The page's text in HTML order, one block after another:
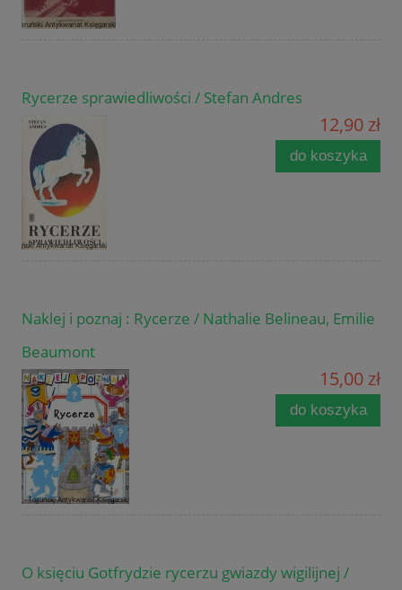
Rycerze sprawiedliwości / Stefan Andres
12,90 zł
do koszyka
Naklej i poznaj : Rycerze / Nathalie Belineau, Emilie
Beaumont
15,00 zł
do koszyka
O księciu Gotfrydzie rycerzu gwiazdy wigilijnej /